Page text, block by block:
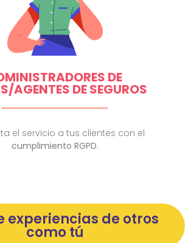
DE
AGENTES DE SEGUROS
el servicio a tus clientes con el
cumplimiento RGPD.
experiencias de otros
como tú